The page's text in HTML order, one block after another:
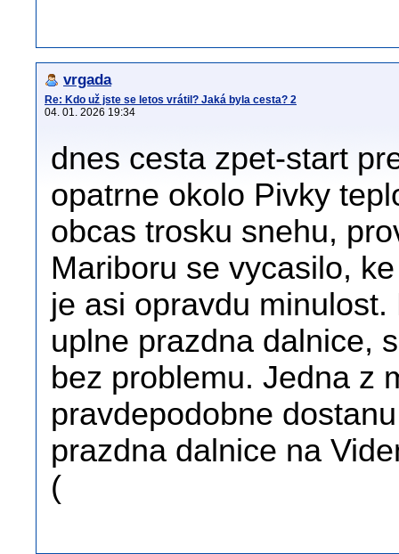
vrgada
Re: Kdo už jste se letos vrátil? Jaká byla cesta? 2
04. 01. 2026 19:34
dnes cesta zpet-start
opatrne okolo Pivky
obcas trosku snehu,
Mariboru se vycasilo,
je asi opravdu
uplne prazdna dalnice,
bez problemu. Jedna z
pravdepodobne
prazdna dalnice na
(